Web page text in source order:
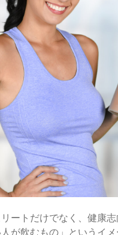
ートだけでなく、健康
が飲むもの」というイ